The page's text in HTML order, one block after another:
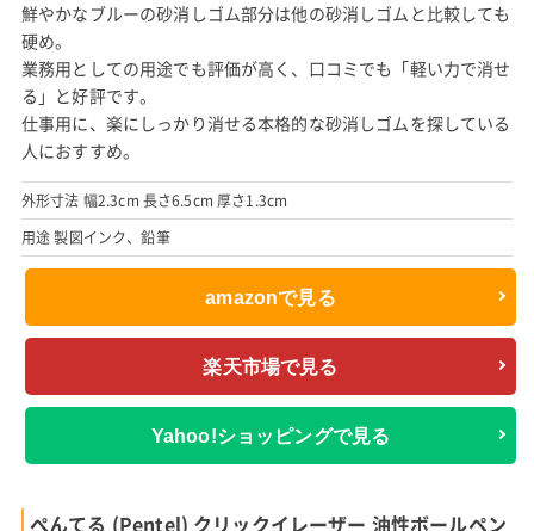
鮮やかなブルーの砂消しゴム部分は他の砂消しゴムと比較しても
硬め。
業務用としての用途でも評価が高く、口コミでも「軽い力で消せ
る」と好評です。
仕事用に、楽にしっかり消せる本格的な砂消しゴムを探している
人におすすめ。
外形寸法 幅2.3cm 長さ6.5cm 厚さ1.3cm
用途 製図インク、鉛筆
amazonで見る
楽天市場で見る
Yahoo!ショッピングで見る
ぺんてる (Pentel) クリックイレーザー 油性ボールペン